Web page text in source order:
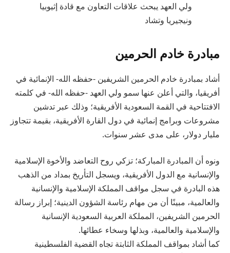
ولي العهد يبحث علاقات التعاون مع قادة إثيوبيا
ونيجيريا وتشاد
مبادرة خادم الحرمين
أشاد بمبادرة خادم الحرمين الشريفين -حفظه الله- الإنمائية في
أفريقيا، والتي أعلن عنها سمو ولي العهد -حفظه الله- في كلمته
الافتتاحية في القمة السعودية الأفريقية؛ وذلك عبر تدشين
مشروعات وبرامج إنمائية في دول القارة الأفريقية، بقيمة تتجاوز
مليار دولار، على مدى عشر سنوات.
ونوه أن المبادرة المباركة؛ تزكي روح التعاضد والأخوة الإسلامية
والإنسانية مع الدول الأفريقية، ويسجل التأريخ بمداد من الذهب
هذه البادرة في سجل مواقف المملكة الإسلامية والإنسانية
والعالمية، مبينًا أن من مهام رئاسة الشؤون الدينية؛ إبراز رسالة
الحرمين الشريفين، المملكة العربية السعودية الإنسانية
والإسلامية والعالمية، وبذلها وسخاء عطائها.
كما أشاد بمواقف المملكة الثابتة تجاه القضية الفلسطينية